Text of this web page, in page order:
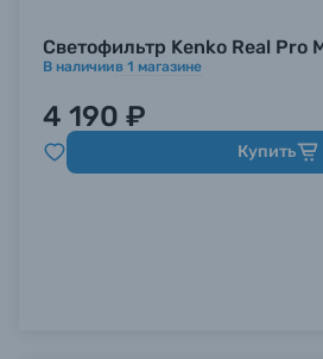
Светофильтр Kenko Real Pro
В наличиив 1 магазине
4 190 ₽
Купить